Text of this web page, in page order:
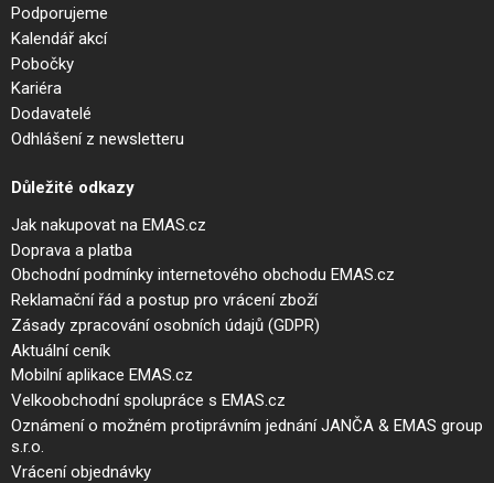
Podporujeme
Kalendář akcí
Pobočky
Kariéra
Dodavatelé
Odhlášení z newsletteru
Důležité odkazy
Jak nakupovat na EMAS.cz
Doprava a platba
Obchodní podmínky internetového obchodu EMAS.cz
Reklamační řád a postup pro vrácení zboží
Zásady zpracování osobních údajů (GDPR)
Aktuální ceník
Mobilní aplikace EMAS.cz
Velkoobchodní spolupráce s EMAS.cz
Oznámení o možném protiprávním jednání JANČA & EMAS group
s.r.o.
Vrácení objednávky